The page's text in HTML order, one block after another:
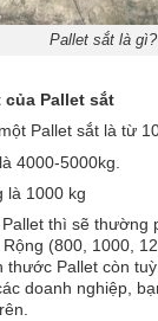
Pallet sắt là gì?
Pallet sắt
Pallet sắt là từ
4000-5000kg.
là 1000 kg
thì sẽ thường
(800, 1000,
thước Pallet còn
doanh nghiệp,